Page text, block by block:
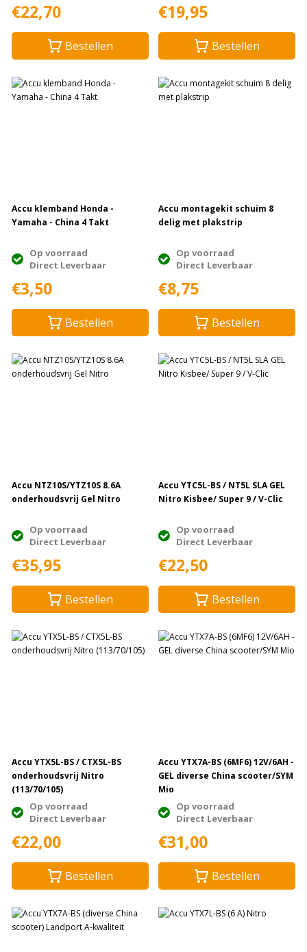
€22,70
Bestellen
€19,95
Bestellen
Accu klemband Honda -
Yamaha - China 4 Takt
Op voorraad
Direct Leverbaar
€3,50
Bestellen
Accu montagekit schuim 8
delig met plakstrip
Op voorraad
Direct Leverbaar
€8,75
Bestellen
Accu NTZ10S/YTZ10S 8.6A
onderhoudsvrij Gel Nitro
Op voorraad
Direct Leverbaar
€35,95
Bestellen
Accu YTC5L-BS / NT5L SLA GEL
Nitro Kisbee/ Super 9 / V-Clic
Op voorraad
Direct Leverbaar
€22,50
Bestellen
Accu YTX5L-BS / CTX5L-BS
onderhoudsvrij Nitro
(113/70/105)
Op voorraad
Direct Leverbaar
€22,00
Bestellen
Accu YTX7A-BS (6MF6) 12V/6AH -
GEL diverse China scooter/SYM
Mio
Op voorraad
Direct Leverbaar
€31,00
Bestellen